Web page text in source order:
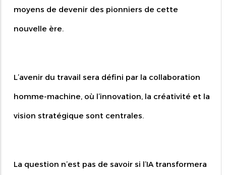
moyens de devenir des pionniers de cette
nouvelle ère.
L’avenir du travail sera défini par la collaboration
homme-machine, où l’innovation, la créativité et la
vision stratégique sont centrales.
La question n’est pas de savoir si l’IA transformera